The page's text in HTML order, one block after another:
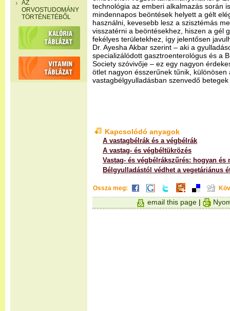
AZ
ORVOSTUDOMÁNY
TÖRTÉNETÉBŐL
technológia az emberi alkalmazás során
mindennapos beöntések helyett a gélt
használni, kevesebb lesz a szisztémás
visszatérni a beöntésekhez, hiszen a gél
fekélyes területekhez, így jelentősen
Dr. Ayesha Akbar szerint – aki a
specializálódott gasztroenterológus és a
Society szóvivője – ez egy nagyon
ötlet nagyon ésszerűnek tűnik, különösen
vastagbélgyulladásban szenvedő
Kapcsolódó anyagok
A vastagbélrák és a végbélrák
A vastag- és végbéltükrözés
Vastag- és végbélrákszűrés: hogyan és
Bélgyulladástól védhet a vegetáriánus
Ossza meg:
email this page |